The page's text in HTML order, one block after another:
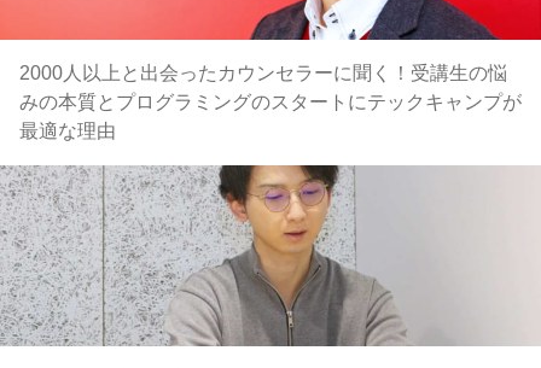
2000人以上と出会ったカウンセラーに聞く！受講生の悩
みの本質とプログラミングのスタートにテックキャンプが
最適な理由